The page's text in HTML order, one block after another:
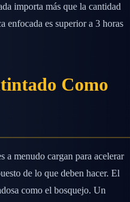
importa más que la cantidad
enfocada es superior a 3 horas
Como
a menudo cargan para acelerar
de lo que deben hacer. El
como el bosquejo. Un